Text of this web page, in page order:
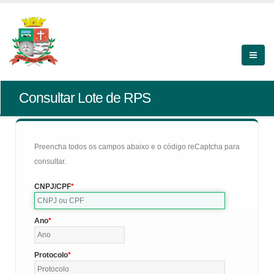
Consultar Lote de RPS
Preencha todos os campos abaixo e o código reCaptcha para
consultar.
CNPJ/CPF
Ano
Protocolo